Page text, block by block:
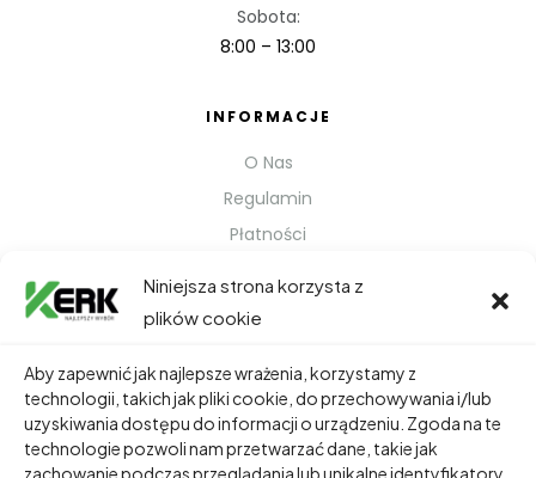
Niniejsza strona korzysta z
plików cookie
Aby zapewnić jak najlepsze wrażenia, korzystamy z
technologii, takich jak pliki cookie, do przechowywania i/lub
uzyskiwania dostępu do informacji o urządzeniu. Zgoda na te
technologie pozwoli nam przetwarzać dane, takie jak
zachowanie podczas przeglądania lub unikalne identyfikatory
Sobota:
8:00 – 13:00
INFORMACJE
O Nas
Regulamin
Płatności
TWOJE KONTO
Dane Osobowe